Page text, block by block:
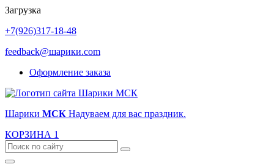
Загрузка
+7(926)317-18-48
feedback@шарики.com
Оформление заказа
Шарики МСК Надуваем для вас праздник.
КОРЗИНА 1